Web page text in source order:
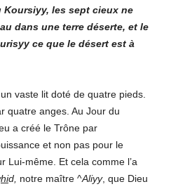
Koursiyy, les sept cieux ne
dans une terre déserte, et le
ce que le désert est à
vaste lit doté de quatre pieds.
quatre anges. Au Jour du
a créé le Trône par
et non pas pour le
Lui-même. Et cela comme l’a
hid, notre maître ^Aliyy, que Dieu